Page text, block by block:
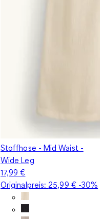
Stoffhose - Mid Waist -
Wide Leg
17,99 €
Originalpreis: 25,99 €-30%